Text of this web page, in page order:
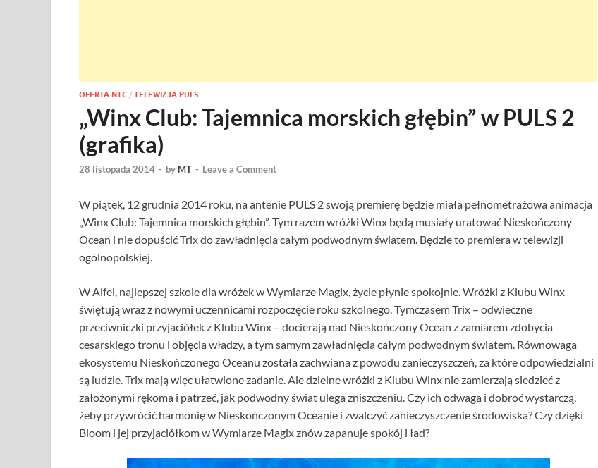
OFERTA NTC / TELEWIZJA PULS
„Winx Club: Tajemnica morskich głębin” w PULS 2
(grafika)
28 listopada 2014 - by MT - Leave a Comment
W piątek, 12 grudnia 2014 roku, na antenie PULS 2 swoją premierę będzie miała pełnometrażowa animacja
„Winx Club: Tajemnica morskich głębin”. Tym razem wróżki Winx będą musiały uratować Nieskończony
Ocean i nie dopuścić Trix do zawładnięcia całym podwodnym światem. Będzie to premiera w telewizji
ogólnopolskiej.
W Alfei, najlepszej szkole dla wróżek w Wymiarze Magix, życie płynie spokojnie. Wróżki z Klubu Winx
świętują wraz z nowymi uczennicami rozpoczęcie roku szkolnego. Tymczasem Trix – odwieczne
przeciwniczki przyjaciółek z Klubu Winx – docierają nad Nieskończony Ocean z zamiarem zdobycia
cesarskiego tronu i objęcia władzy, a tym samym zawładnięcia całym podwodnym światem. Równowaga
ekosystemu Nieskończonego Oceanu została zachwiana z powodu zanieczyszczeń, za które odpowiedzialni
są ludzie. Trix mają więc ułatwione zadanie. Ale dzielne wróżki z Klubu Winx nie zamierzają siedzieć z
założonymi rękoma i patrzeć, jak podwodny świat ulega zniszczeniu. Czy ich odwaga i dobroć wystarczą,
żeby przywrócić harmonię w Nieskończonym Oceanie i zwalczyć zanieczyszczenie środowiska? Czy dzięki
Bloom i jej przyjaciółkom w Wymiarze Magix znów zapanuje spokój i ład?